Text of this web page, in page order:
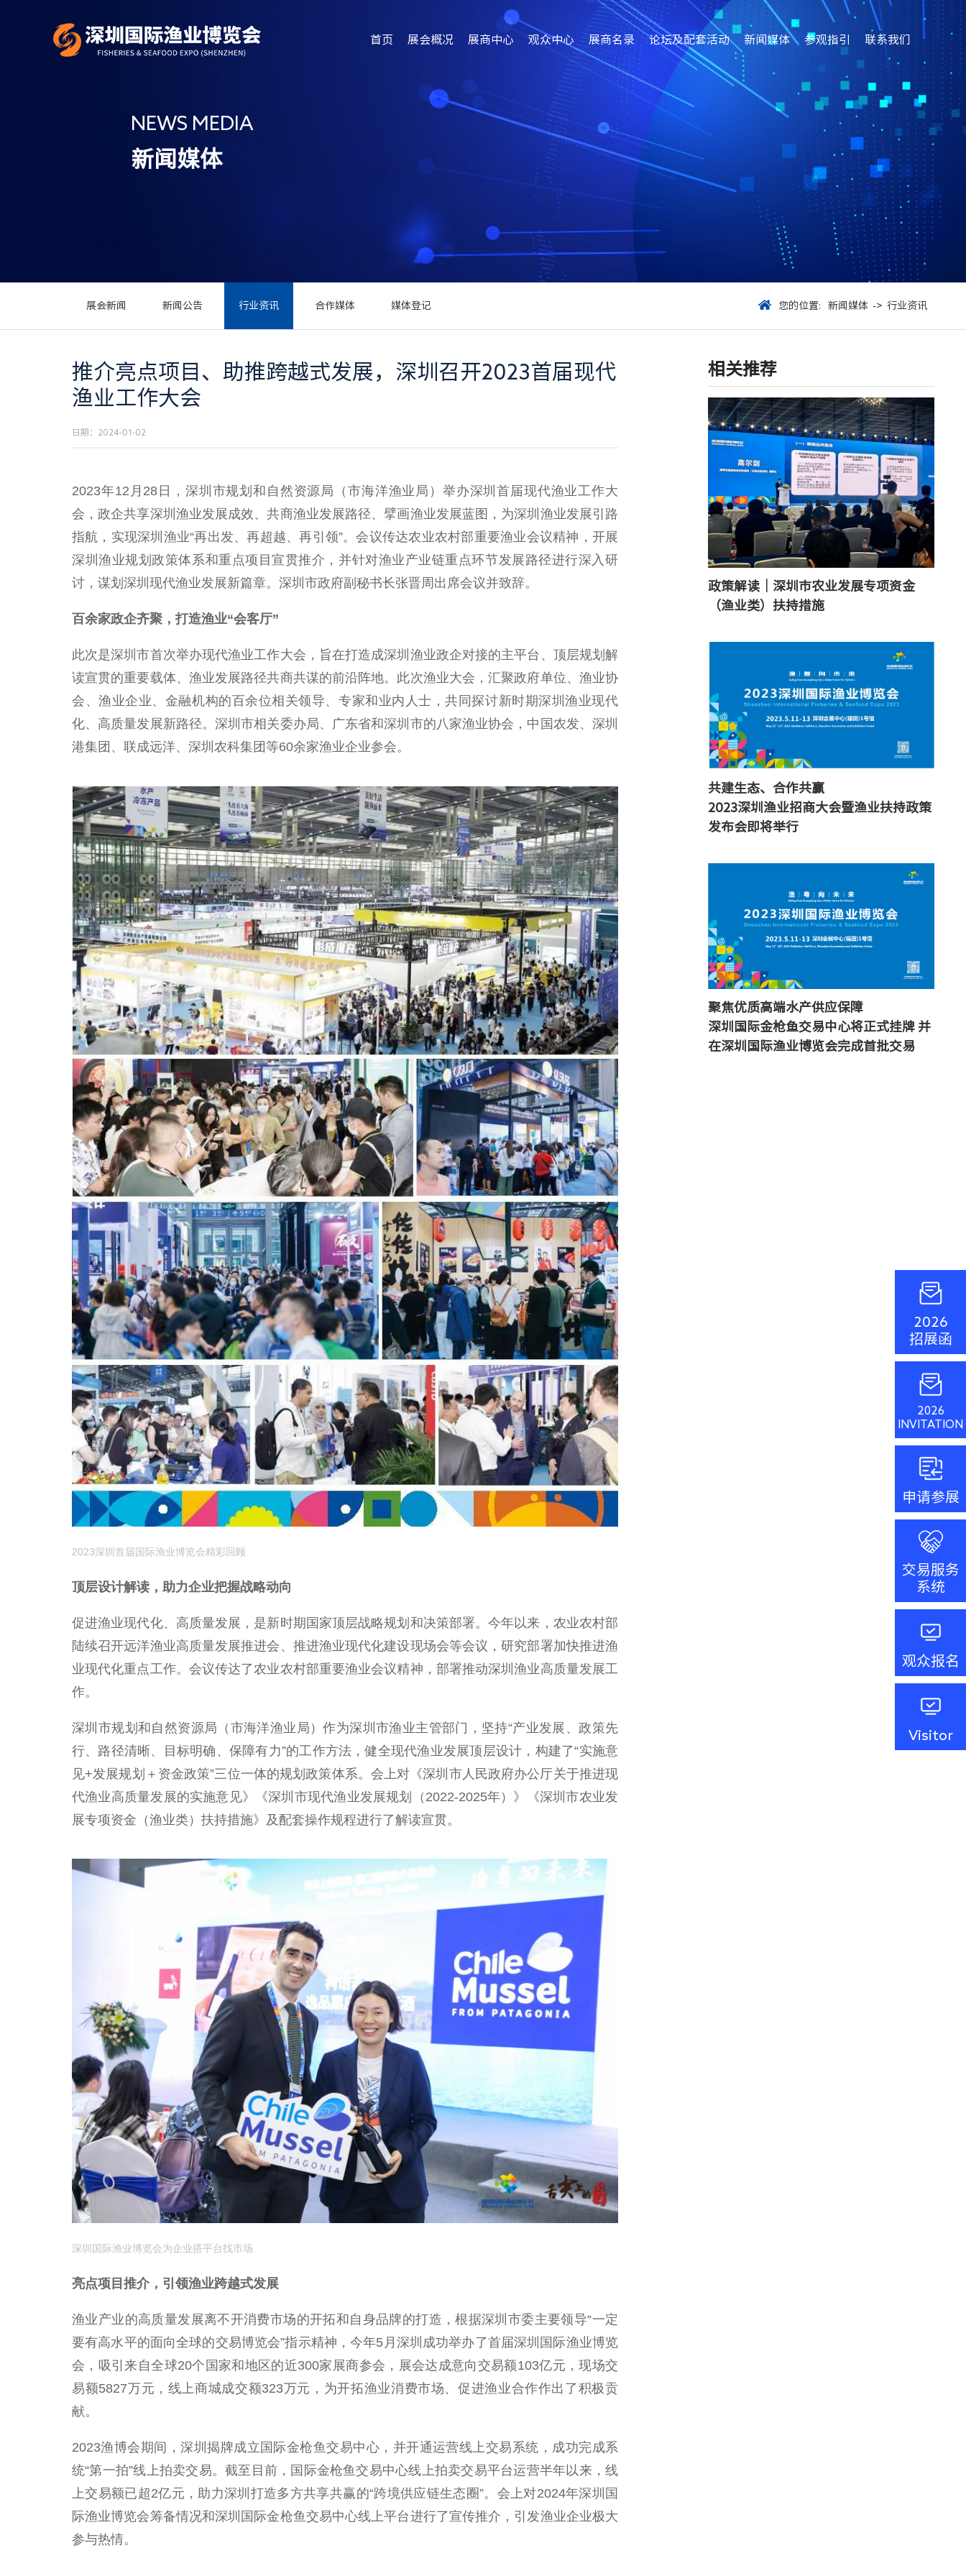
首页 展会概况 展商中心 观众中心 展商名录 论坛及配套活动 新闻媒体 参观指引 联系我们
NEWS MEDIA
新闻媒体
展会新闻 新闻公告 行业资讯 合作媒体 媒体登记 您的位置: 新闻媒体 -> 行业资讯
推介亮点项目、助推跨越式发展，深圳召开2023首届现代
渔业工作大会
日期：2024-01-02
2023年12月28日，深圳市规划和自然资源局（市海洋渔业局）举办深圳首届现代渔业工作大
会，政企共享深圳渔业发展成效、共商渔业发展路径、擘画渔业发展蓝图，为深圳渔业发展引路
指航，实现深圳渔业“再出发、再超越、再引领”。会议传达农业农村部重要渔业会议精神，开展
深圳渔业规划政策体系和重点项目宣贯推介，并针对渔业产业链重点环节发展路径进行深入研
讨，谋划深圳现代渔业发展新篇章。深圳市政府副秘书长张晋周出席会议并致辞。
百余家政企齐聚，打造渔业“会客厅”
此次是深圳市首次举办现代渔业工作大会，旨在打造成深圳渔业政企对接的主平台、顶层规划解
读宣贯的重要载体、渔业发展路径共商共谋的前沿阵地。此次渔业大会，汇聚政府单位、渔业协
会、渔业企业、金融机构的百余位相关领导、专家和业内人士，共同探讨新时期深圳渔业现代
化、高质量发展新路径。深圳市相关委办局、广东省和深圳市的八家渔业协会，中国农发、深圳
港集团、联成远洋、深圳农科集团等60余家渔业企业参会。
2023深圳首届国际渔业博览会精彩回顾
顶层设计解读，助力企业把握战略动向
促进渔业现代化、高质量发展，是新时期国家顶层战略规划和决策部署。今年以来，农业农村部
陆续召开远洋渔业高质量发展推进会、推进渔业现代化建设现场会等会议，研究部署加快推进渔
业现代化重点工作。会议传达了农业农村部重要渔业会议精神，部署推动深圳渔业高质量发展工
作。
深圳市规划和自然资源局（市海洋渔业局）作为深圳市渔业主管部门，坚持“产业发展、政策先
行、路径清晰、目标明确、保障有力”的工作方法，健全现代渔业发展顶层设计，构建了“实施意
见+发展规划＋资金政策”三位一体的规划政策体系。会上对《深圳市人民政府办公厅关于推进现
代渔业高质量发展的实施意见》《深圳市现代渔业发展规划（2022-2025年）》《深圳市农业发
展专项资金（渔业类）扶持措施》及配套操作规程进行了解读宣贯。
深圳国际渔业博览会为企业搭平台找市场
亮点项目推介，引领渔业跨越式发展
渔业产业的高质量发展离不开消费市场的开拓和自身品牌的打造，根据深圳市委主要领导“一定
要有高水平的面向全球的交易博览会”指示精神，今年5月深圳成功举办了首届深圳国际渔业博览
会，吸引来自全球20个国家和地区的近300家展商参会，展会达成意向交易额103亿元，现场交
易额5827万元，线上商城成交额323万元，为开拓渔业消费市场、促进渔业合作作出了积极贡
献。
2023渔博会期间，深圳揭牌成立国际金枪鱼交易中心，并开通运营线上交易系统，成功完成系
统“第一拍”线上拍卖交易。截至目前，国际金枪鱼交易中心线上拍卖交易平台运营半年以来，线
上交易额已超2亿元，助力深圳打造多方共享共赢的“跨境供应链生态圈”。会上对2024年深圳国
际渔业博览会筹备情况和深圳国际金枪鱼交易中心线上平台进行了宣传推介，引发渔业企业极大
参与热情。
相关推荐
政策解读｜深圳市农业发展专项资金
（渔业类）扶持措施
共建生态、合作共赢
2023深圳渔业招商大会暨渔业扶持政策
发布会即将举行
聚焦优质高端水产供应保障
深圳国际金枪鱼交易中心将正式挂牌 并
在深圳国际渔业博览会完成首批交易
2026
招展函
2026
INVITATION
申请参展
交易服务
系统
观众报名
Visitor